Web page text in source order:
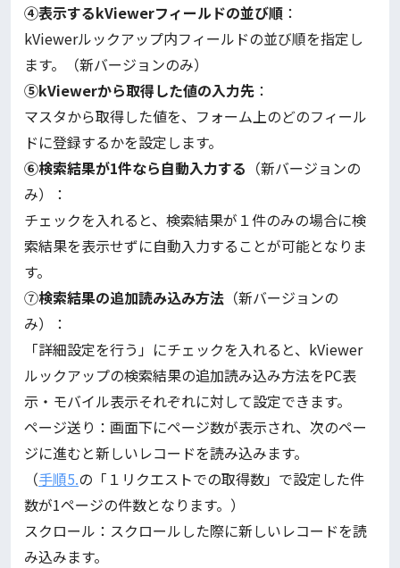
④表示するkViewerフィールドの並び順 ：
kViewerルックアップ内フィールドの並び順を指定し
ます。（新バージョンのみ）
⑤kViewerから取得した値の入力先 ：
マスタから取得した値を、フォーム上のどのフィール
ドに登録するかを設定します。
⑥検索結果が1件なら自動入力する （新バージョンの
み）：
チェックを入れると、検索結果が１件のみの場合に検
索結果を表示せずに自動入力することが可能となりま
す。
⑦検索結果の追加読み込み方法 （新バージョンの
み）：
「詳細設定を行う」にチェックを入れると、kViewer
ルックアップの検索結果の追加読み込み方法をPC表
示・モバイル表示それぞれに対して設定できます。
ページ送り：画面下にページ数が表示され、次のペー
ジに進むと新しいレコードを読み込みます。
（手順5.の「１リクエストでの取得数」で設定した件
数が1ページの件数となります。）
スクロール：スクロールした際に新しいレコードを読
み込みます。